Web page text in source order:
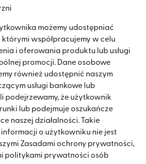
możemy udostępniać
współpracujemy w celu
i oferowania produktu lub usługi
promocji. Dane osobowe
również udostępnić naszym
usługi bankowe lub
podejrzewamy, że użytkownik
lub podejmuje oszukańcze
naszej działalności. Takie
o użytkowniku nie jest
Zasadami ochrony prywatności,
politykami prywatności osób